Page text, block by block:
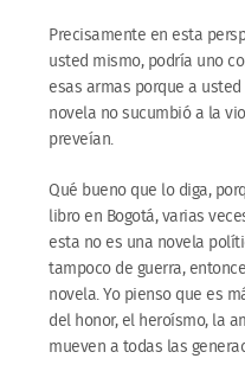
Precisamente en esta
usted mismo, podría uno
esas armas porque a
novela no sucumbió a la
preveían.
Qué bueno que lo diga,
libro en Bogotá, varias
esta no es una novela
tampoco de guerra,
novela. Yo pienso que es
del honor, el heroísmo, la
mueven a todas las